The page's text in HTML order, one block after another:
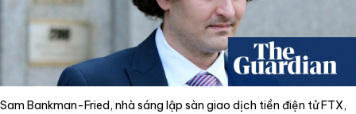
Sam Bankman-Fried, nhà sáng lập sàn giao dịch tiền điện tử FTX,